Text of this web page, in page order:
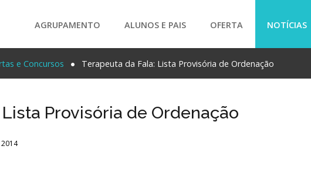
AGRUPAMENTO ALUNOS E PAIS OFERTA NOTÍCIAS
e Concursos Terapeuta da Fala: Lista Provisória de Ordenação
Provisória de Ordenação